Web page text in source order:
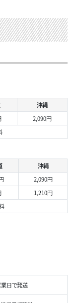
沖縄
2,090円
沖縄
2,090円
1,210円
日で発送